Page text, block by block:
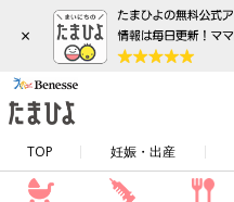
×
TOP 妊娠・出産